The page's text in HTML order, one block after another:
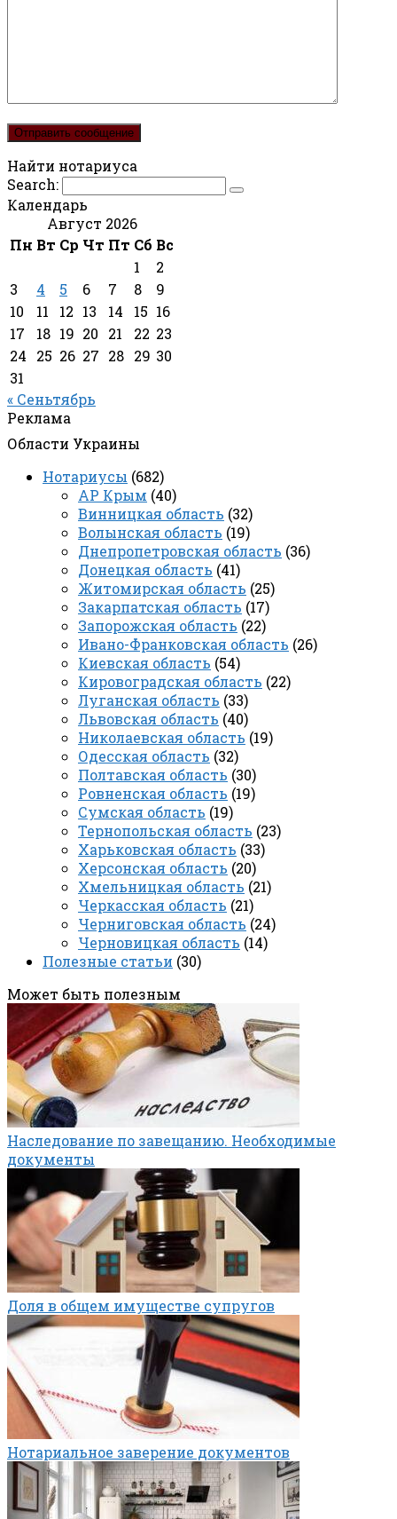
Найти нотариуса
Search:
Календарь
Август 2026
Пн Вт Ср Чт Пт Сб Вс
1
2
3
4 5 6 7 8
9
10
11 12 13 14 15 16
17
18 19 20 21 22 23
24
25 26 27 28 29 30
31
« Сеньтябрь
Реклама
Области Украины
Нотариусы (682)
АР Крым (40)
Винницкая область (32)
Волынская область (19)
Днепропетровская область (36)
Донецкая область (41)
Житомирская область (25)
Закарпатская область (17)
Запорожская область (22)
Ивано-Франковская область (26)
Киевская область (54)
Кировоградская область (22)
Луганская область (33)
Львовская область (40)
Николаевская область (19)
Одесская область (32)
Полтавская область (30)
Ровненская область (19)
Сумская область (19)
Тернопольская область (23)
Харьковская область (33)
Херсонская область (20)
Хмельницкая область (21)
Черкасская область (21)
Черниговская область (24)
Черновицкая область (14)
Полезные статьи (30)
Может быть полезным
Наследование по завещанию. Необходимые
документы
Доля в общем имуществе супругов
Нотариальное заверение документов